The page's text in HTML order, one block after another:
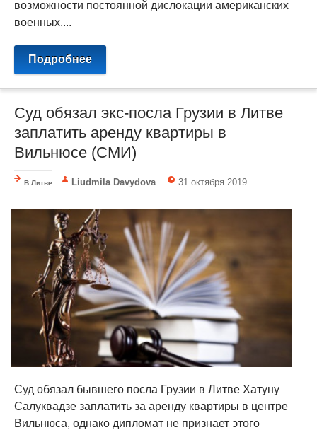
возможности постоянной дислокации американских
военных....
Подробнее
Суд обязал экс-посла Грузии в Литве
заплатить аренду квартиры в
Вильнюсе (СМИ)
В Литве Liudmila Davydova 31 октября 2019
Суд обязал бывшего посла Грузии в Литве Хатуну
Салуквадзе заплатить за аренду квартиры в центре
Вильнюса, однако дипломат не признает этого